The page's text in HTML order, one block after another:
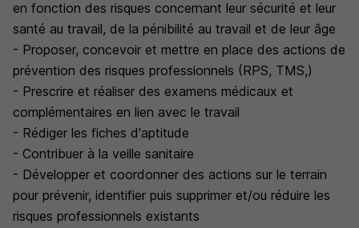
en fonction des risques concernant leur sécurité et leur
santé au travail, de la pénibilité au travail et de leur âge
- Proposer, concevoir et mettre en place des actions de
prévention des risques professionnels (RPS, TMS,)
- Prescrire et réaliser des examens médicaux et
complémentaires en lien avec le travail
- Rédiger les fiches d'aptitude
- Contribuer à la veille sanitaire
- Développer et coordonner des actions sur le terrain
pour prévenir, identifier puis supprimer et/ou réduire les
risques professionnels existants